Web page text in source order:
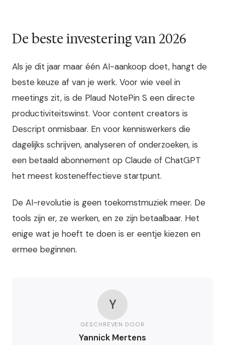
De beste investering van 2026
Als je dit jaar maar één AI-aankoop doet, hangt de
beste keuze af van je werk. Voor wie veel in
meetings zit, is de Plaud NotePin S een directe
productiviteitswinst. Voor content creators is
Descript onmisbaar. En voor kenniswerkers die
dagelijks schrijven, analyseren of onderzoeken, is
een betaald abonnement op Claude of ChatGPT
het meest kosteneffectieve startpunt.
De AI-revolutie is geen toekomstmuziek meer. De
tools zijn er, ze werken, en ze zijn betaalbaar. Het
enige wat je hoeft te doen is er eentje kiezen en
ermee beginnen.
Y
GESCHREVEN DOOR
Yannick Mertens